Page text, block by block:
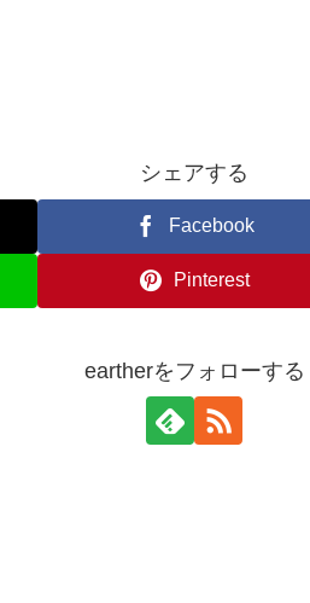
シェアする
Facebook
Pinterest
eartherをフォローする